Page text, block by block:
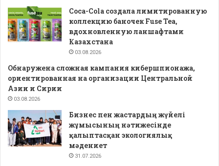
Coca-Cola создала лимитированную
коллекцию баночек Fuse Tea,
вдохновленную ланшафтами
Казахстана
03.08.2026
Обнаружена сложная кампания кибершпионажа,
ориентированная на организации Центральной
Азии и Сирии
03.08.2026
Бизнес пен жастардың жүйелі
жұмысының нәтижесінде
қалыптасқан экологиялық
мәдениет
31.07.2026